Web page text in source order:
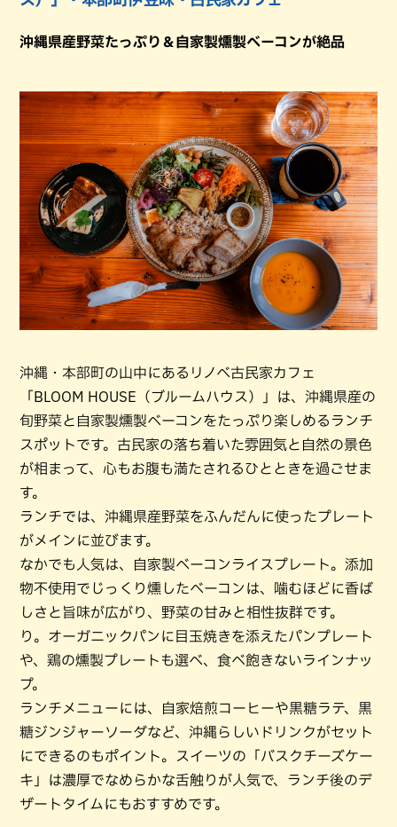
沖縄県産野菜たっぷり＆自家製燻製ベーコンが絶品
沖縄・本部町の山中にあるリノベ古民家カフェ
「BLOOM HOUSE（ブルームハウス）」は、沖縄県産の
旬野菜と自家製燻製ベーコンをたっぷり楽しめるランチ
スポットです。古民家の落ち着いた雰囲気と自然の景色
が相まって、心もお腹も満たされるひとときを過ごせま
す。
ランチでは、沖縄県産野菜をふんだんに使ったプレート
がメインに並びます。
なかでも人気は、自家製ベーコンライスプレート。添加
物不使用でじっくり燻したベーコンは、噛むほどに香ば
しさと旨味が広がり、野菜の甘みと相性抜群です。
り。オーガニックパンに目玉焼きを添えたパンプレート
や、鶏の燻製プレートも選べ、食べ飽きないラインナッ
プ。
ランチメニューには、自家焙煎コーヒーや黒糖ラテ、黒
糖ジンジャーソーダなど、沖縄らしいドリンクがセット
にできるのもポイント。スイーツの「バスクチーズケー
キ」は濃厚でなめらかな舌触りが人気で、ランチ後のデ
ザートタイムにもおすすめです。